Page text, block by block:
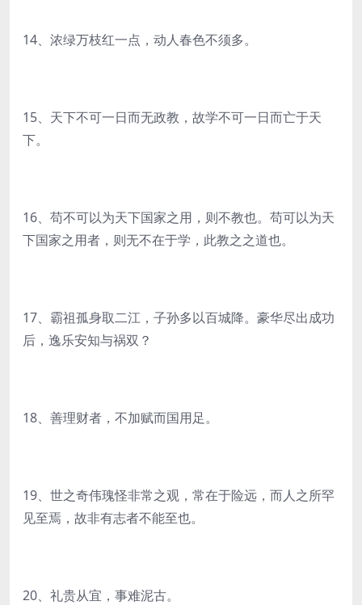
14、浓绿万枝红一点，动人春色不须多。
15、天下不可一日而无政教，故学不可一日而亡于天
下。
16、苟不可以为天下国家之用，则不教也。苟可以为天
下国家之用者，则无不在于学，此教之之道也。
17、霸祖孤身取二江，子孙多以百城降。豪华尽出成功
后，逸乐安知与祸双？
18、善理财者，不加赋而国用足。
19、世之奇伟瑰怪非常之观，常在于险远，而人之所罕
见至焉，故非有志者不能至也。
20、礼贵从宜，事难泥古。